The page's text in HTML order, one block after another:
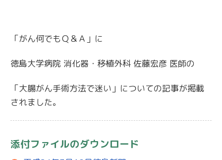
「がん何でもＱ＆Ａ」に
徳島大学病院 消化器・移植外科 佐藤宏彦 医師の
「大腸がん手術方法で迷い」についての記事が掲載
されました。
添付ファイルのダウンロード